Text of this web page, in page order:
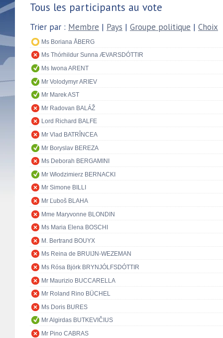
Tous les participants au vote
Trier par : Membre | Pays | Groupe politique | Choix
Ms Boriana ÅBERG
Ms Thórhildur Sunna ÆVARSDÓTTIR
Ms Iwona ARENT
Mr Volodymyr ARIEV
Mr Marek AST
Mr Radovan BALÁŽ
Lord Richard BALFE
Mr Vlad BATRÎNCEA
Mr Boryslav BEREZA
Ms Deborah BERGAMINI
Mr Włodzimierz BERNACKI
Mr Simone BILLI
Mr Ľuboš BLAHA
Mme Maryvonne BLONDIN
Ms Maria Elena BOSCHI
M. Bertrand BOUYX
Ms Reina de BRUIJN-WEZEMAN
Ms Rósa Björk BRYNJÓLFSDÓTTIR
Mr Maurizio BUCCARELLA
Mr Roland Rino BÜCHEL
Ms Doris BURES
Mr Algirdas BUTKEVIČIUS
Mr Pino CABRAS